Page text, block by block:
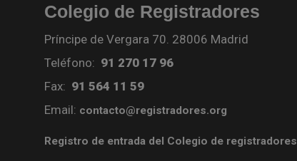
Colegio de Registradores
Príncipe de Vergara 70. 28006 Madrid
Teléfono: 91 270 17 96
Fax: 91 564 11 59
Email: contacto@registradores.org
Registro de entrada del Colegio de registradores